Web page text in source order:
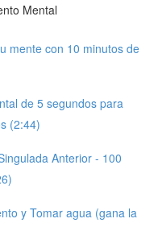
Mental
mente con 10 minutos de
de 5 segundos para
(2:44)
Anterior - 100
y Tomar agua (gana la